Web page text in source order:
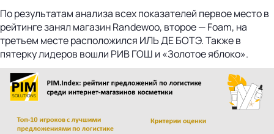
По результатам анализа всех показателей первое место в
рейтинге занял магазин Randewoo, второе — Foam, на
третьем месте расположился ИЛЬ ДЕ БОТЭ. Также в
пятерку лидеров вошли РИВ ГОШ и «Золотое яблоко».